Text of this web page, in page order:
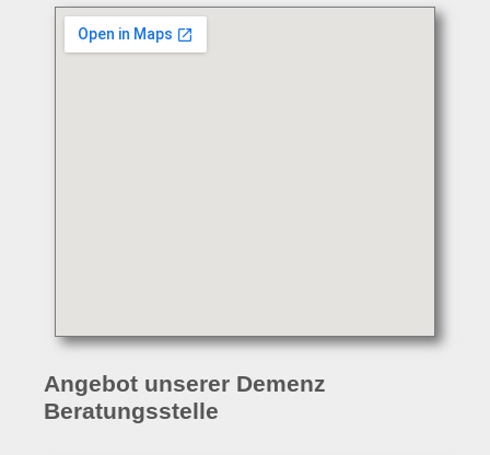
Angebot unserer Demenz
Beratungsstelle